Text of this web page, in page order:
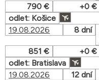
790 €
+0 €
odlet: Košice
19.08.2026
8 dní
851 €
+0 €
odlet: Bratislava
19.08.2026
12 dní